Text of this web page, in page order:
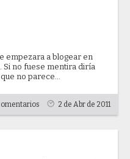
empezara a blogear en
Si no fuese mentira diría
no parece...
2 de Abr de 2011